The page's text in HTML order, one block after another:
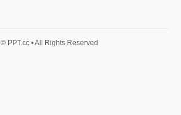
© PPT.cc • All Rights Reserved